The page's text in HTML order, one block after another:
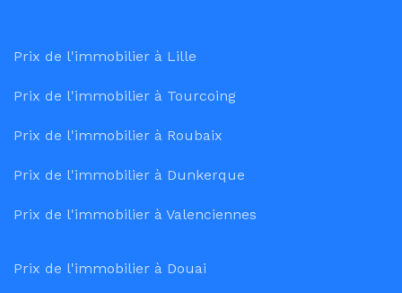
Prix de l'immobilier à Lille
Prix de l'immobilier à Tourcoing
Prix de l'immobilier à Roubaix
Prix de l'immobilier à Dunkerque
Prix de l'immobilier à Valenciennes
Prix de l'immobilier à Douai